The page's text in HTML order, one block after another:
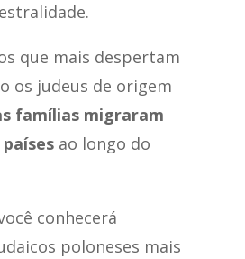
que mais despertam
os judeus de origem
famílias migraram
ao longo do
conhecerá
poloneses mais